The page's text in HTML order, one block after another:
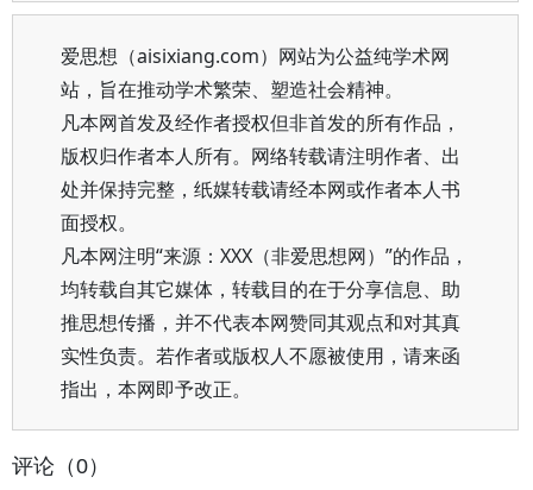
爱思想（aisixiang.com）网站为公益纯学术网
站，旨在推动学术繁荣、塑造社会精神。
凡本网首发及经作者授权但非首发的所有作品，
版权归作者本人所有。网络转载请注明作者、出
处并保持完整，纸媒转载请经本网或作者本人书
面授权。
凡本网注明“来源：XXX（非爱思想网）”的作品，
均转载自其它媒体，转载目的在于分享信息、助
推思想传播，并不代表本网赞同其观点和对其真
实性负责。若作者或版权人不愿被使用，请来函
指出，本网即予改正。
评论（0）